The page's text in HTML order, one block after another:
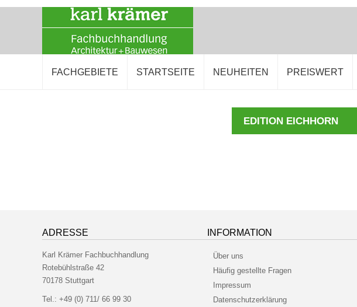
FACHGEBIETE STARTSEITE NEUHEITEN PREISWERT
EDITION EICHHORN
ADRESSE
Karl Krämer Fachbuchhandlung
Rotebühlstraße 42
70178 Stuttgart
Tel.: +49 (0) 711/ 66 99 30
INFORMATION
Über uns
Häufig gestellte Fragen
Impressum
Datenschutzerklärung